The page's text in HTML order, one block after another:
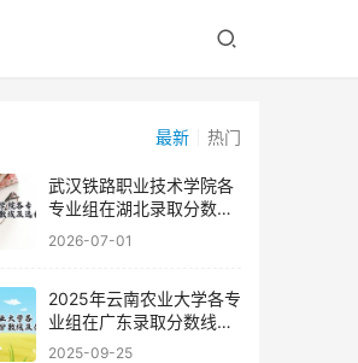
最新 热门
武汉铁路职业技术学院各
专业组在湖北录取分数线
及选科要求
2026-07-01
2025年云南农业大学各专
业组在广东录取分数线及
位次
2025-09-25